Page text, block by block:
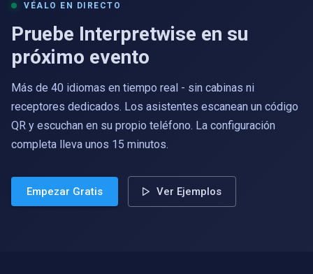
VÉALO EN DIRECTO
Pruebe Interpretwise en su
próximo evento
Más de 40 idiomas en tiempo real - sin cabinas ni
receptores dedicados. Los asistentes escanean un código
QR y escuchan en su propio teléfono. La configuración
completa lleva unos 15 minutos.
Empezar Gratis Ver Ejemplos